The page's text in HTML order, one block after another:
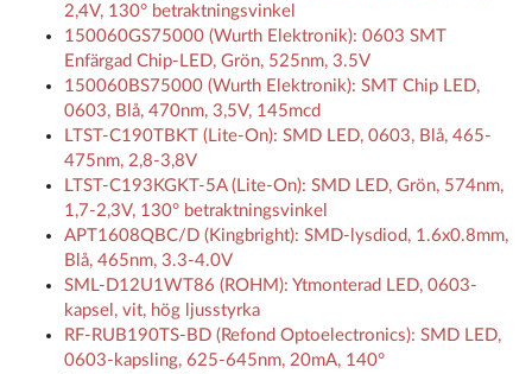
2,4V, 130° betraktningsvinkel
150060GS75000 (Wurth Elektronik): 0603 SMT
Enfärgad Chip-LED, Grön, 525nm, 3.5V
150060BS75000 (Wurth Elektronik): SMT Chip LED,
0603, Blå, 470nm, 3,5V, 145mcd
LTST-C190TBKT (Lite-On): SMD LED, 0603, Blå, 465-
475nm, 2,8-3,8V
LTST-C193KGKT-5A (Lite-On): SMD LED, Grön, 574nm,
1,7-2,3V, 130° betraktningsvinkel
APT1608QBC/D (Kingbright): SMD-lysdiod, 1.6x0.8mm,
Blå, 465nm, 3.3-4.0V
SML-D12U1WT86 (ROHM): Ytmonterad LED, 0603-
kapsel, vit, hög ljusstyrka
RF-RUB190TS-BD (Refond Optoelectronics): SMD LED,
0603-kapsling, 625-645nm, 20mA, 140°